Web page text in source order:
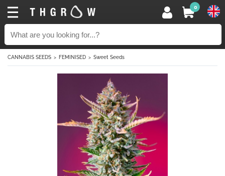
0
CANNABIS SEEDS FEMINISED Sweet Seeds